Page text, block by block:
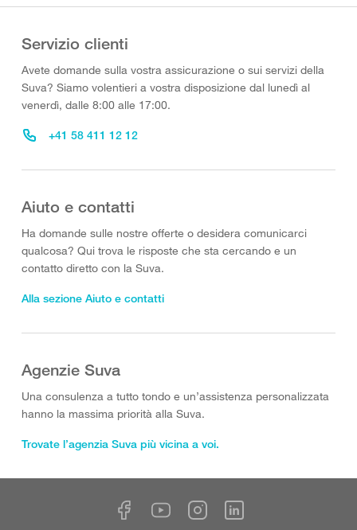
Servizio clienti
Avete domande sulla vostra assicurazione o sui servizi della
Suva? Siamo volentieri a vostra disposizione dal lunedì al
venerdì, dalle 8:00 alle 17:00.
+41 58 411 12 12
Aiuto e contatti
Ha domande sulle nostre offerte o desidera comunicarci
qualcosa? Qui trova le risposte che sta cercando e un
contatto diretto con la Suva.
Alla sezione Aiuto e contatti
Agenzie Suva
Una consulenza a tutto tondo e un’assistenza personalizzata
hanno la massima priorità alla Suva.
Trovate l’agenzia Suva più vicina a voi.